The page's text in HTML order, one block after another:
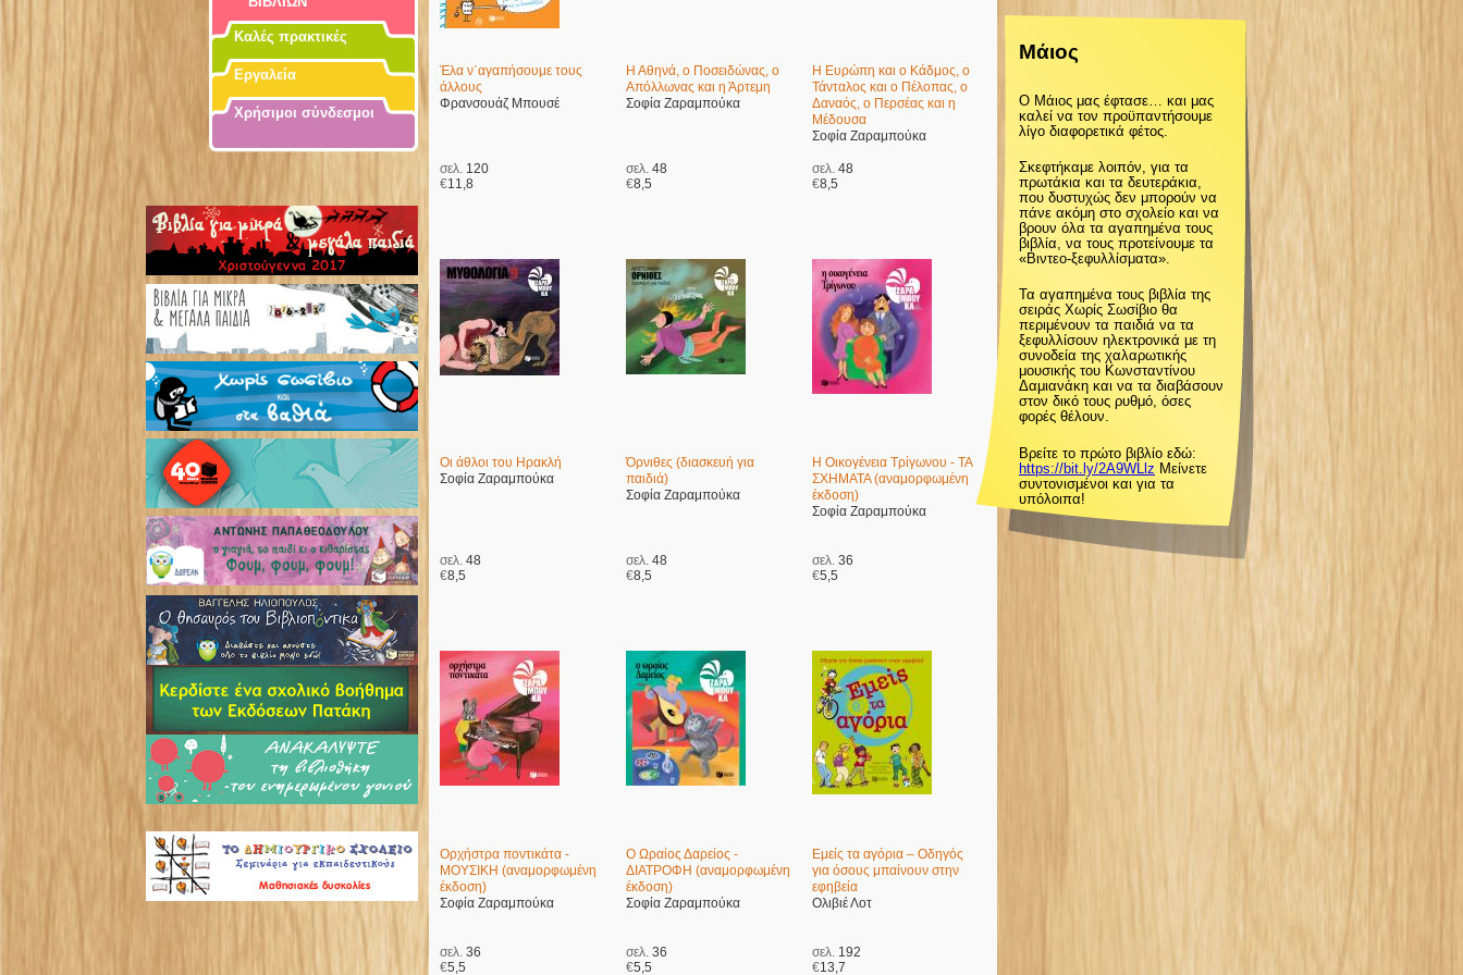
ή
τ
η
σ
η
ς
Έλα ν΄αγαπήσουμε τους
άλλους
Φρανσουάζ Μπουσέ
σελ. 120
€11,8
Η Αθηνά, ο Ποσειδώνας, ο
Απόλλωνας και η Άρτεμη
Σοφία Ζαραμπούκα
σελ. 48
€8,5
Η Ευρώπη και ο Κάδμος, ο
Τάνταλος και ο Πέλοπας, ο
Δαναός, ο Περσέας και η
Μέδουσα
Σοφία Ζαραμπούκα
σελ. 48
€8,5
Οι άθλοι του Ηρακλή
Σοφία Ζαραμπούκα
σελ. 48
€8,5
Όρνιθες (διασκευή για
παιδιά)
Σοφία Ζαραμπούκα
σελ. 48
€8,5
Η Οικογένεια Τρίγωνου - ΤΑ
ΣΧΗΜΑΤΑ (αναμορφωμένη
έκδοση)
Σοφία Ζαραμπούκα
σελ. 36
€5,5
Ορχήστρα ποντικάτα -
ΜΟΥΣΙΚΗ (αναμορφωμένη
έκδοση)
Σοφία Ζαραμπούκα
σελ. 36
€5,5
Ο Ωραίος Δαρείος -
ΔΙΑΤΡΟΦΗ (αναμορφωμένη
έκδοση)
Σοφία Ζαραμπούκα
σελ. 36
€5,5
Εμείς τα αγόρια – Οδηγός
για όσους μπαίνουν στην
εφηβεία
Ολιβιέ Λοτ
σελ. 192
€13,7
Καλές πρακτικές
Εργαλεία
Χρήσιμοι σύνδεσμοι
Μάιος
Ο Μάιος μας έφτασε… και μας
καλεί να τον προϋπαντήσουμε
λίγο διαφορετικά φέτος.
Σκεφτήκαμε λοιπόν, για τα
πρωτάκια και τα δευτεράκια,
που δυστυχώς δεν μπορούν να
πάνε ακόμη στο σχολείο και να
βρουν όλα τα αγαπημένα τους
βιβλία, να τους προτείνουμε τα
«Βιντεο-ξεφυλλίσματα».
Τα αγαπημένα τους βιβλία της
σειράς Χωρίς Σωσίβιο θα
περιμένουν τα παιδιά να τα
ξεφυλλίσουν ηλεκτρονικά με τη
συνοδεία της χαλαρωτικής
μουσικής του Κωνσταντίνου
Δαμιανάκη και να τα διαβάσουν
στον δικό τους ρυθμό, όσες
φορές θέλουν.
Βρείτε το πρώτο βιβλίο εδώ:
https://bit.ly/2A9WLlz Μείνετε
συντονισμένοι και για τα
υπόλοιπα!